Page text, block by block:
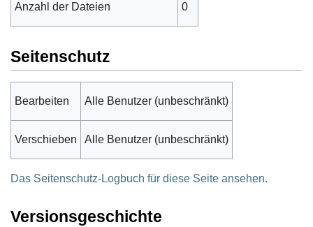
Anzahl der Dateien 0
Seitenschutz
Bearbeiten Alle Benutzer (unbeschränkt)
Verschieben Alle Benutzer (unbeschränkt)
Das Seitenschutz-Logbuch für diese Seite ansehen.
Versionsgeschichte